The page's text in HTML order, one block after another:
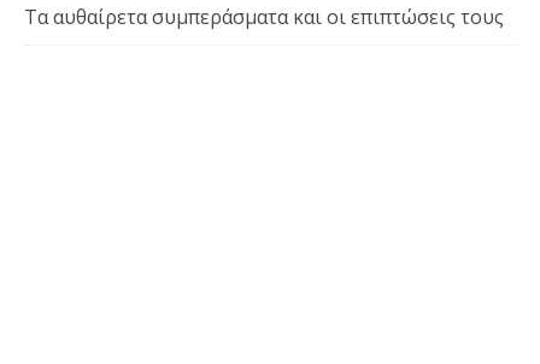
Τα αυθαίρετα συμπεράσματα και οι επιπτώσεις τους